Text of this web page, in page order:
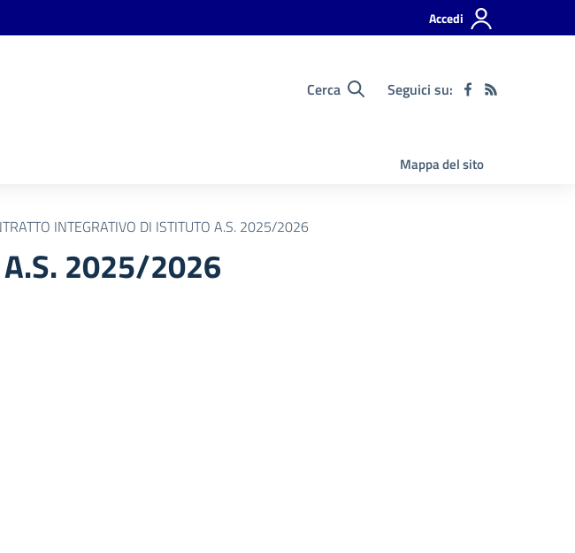
Accedi
Cerca Seguici su:
Mappa del sito
INTEGRATIVO DI ISTITUTO A.S. 2025/2026
A.S. 2025/2026